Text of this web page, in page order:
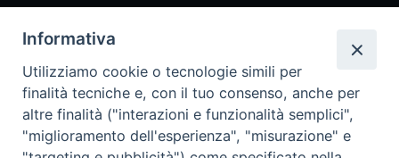
Contattaci
Spazio Lettori
Eventi
Informativa
Utilizziamo cookie o tecnologie simili per
finalità tecniche e, con il tuo consenso, anche per
altre finalità ("interazioni e funzionalità semplici",
"miglioramento dell'esperienza", "misurazione" e